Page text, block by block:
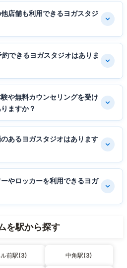
店舗も利用できるヨガスタジ
できるヨガスタジオはありま
や無料カウンセリングを受け
ますか？
あるヨガスタジオはあります
やロッカーを利用できるヨガ
を駅から探す
前駅(3) 中角駅(3)